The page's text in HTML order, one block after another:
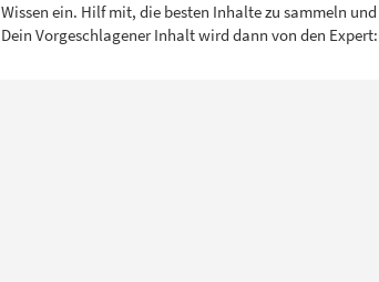
Wissen ein. Hilf mit, die besten Inhalte zu sammeln
Dein Vorgeschlagener Inhalt wird dann von den